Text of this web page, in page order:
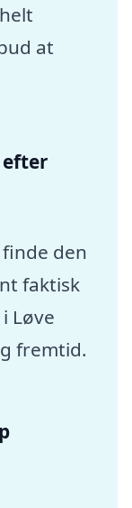
at
efter
den
faktisk
Løve
fremtid.